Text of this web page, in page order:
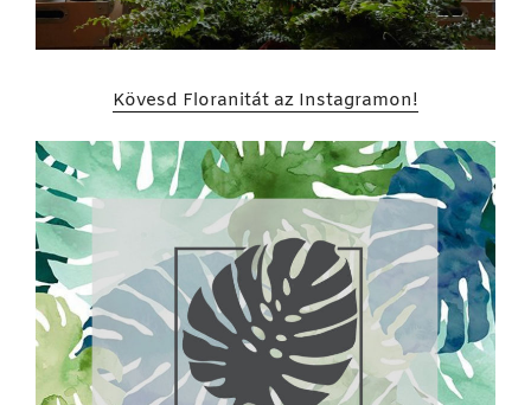
Kövesd Floranitát az Instagramon!